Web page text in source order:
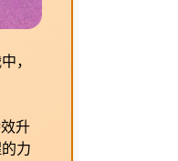
，
升
力